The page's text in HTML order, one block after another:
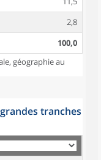
2,8
100,0
géographie au
tranches